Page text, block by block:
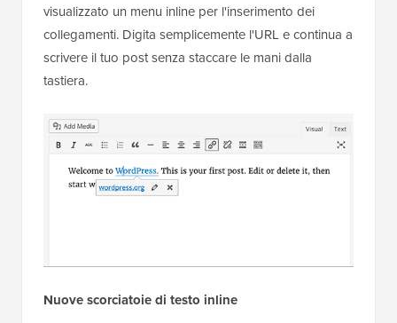
visualizzato un menu inline per l'inserimento dei
collegamenti. Digita semplicemente l'URL e continua a
scrivere il tuo post senza staccare le mani dalla
tastiera.
Nuove scorciatoie di testo inline